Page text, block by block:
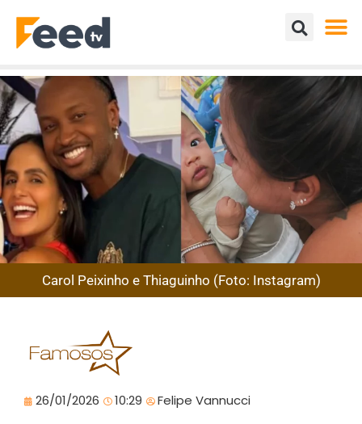
Carol Peixinho e Thiaguinho (Foto: Instagram)
26/01/2026 10:29 Felipe Vannucci